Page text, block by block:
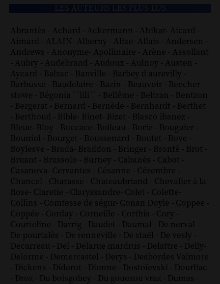
Abrantès - Achard - Ackermann - Ahikar- Aicard -
Aimard - ALAIN- Alberny - Alixe- Allais - Andersen -
Andrews - Anonyme- Apollinaire - Arène - Assollant
- Aubry - Audebrand - Audoux - Aulnoy - Austen -
Aycard - Balzac - Banville - Barbey d aurevilly -
Barbusse - Baudelaire - Bazin - Beauvoir - Beecher
stowe - Bégonia ´´lili´´ - Bellême - Beltran - Bentzon
- Bergerat - Bernard - Bernède - Bernhardt - Berthet
- Berthoud - Bible- Binet- Bizet - Blasco ibanez -
Bleue- Bloy - Boccace- Boileau - Borie - Bouguier -
Bouniol - Bourget - Boussenard - Boutet - Bove -
Boylesve - Brada- Braddon - Bringer - Brontë - Brot -
Bruant - Brussolo - Burney - Cabanès - Cabot -
Casanova- Cervantes - Césanne - Cézembre -
Chancel - Charasse - Chateaubriand - Chevalier à la
Rose- Claretie - Claryssandre- Colet - Colette-
Collins - Comtesse de ségur- Conan Doyle - Coppee -
Coppée - Corday - Corneille - Corthis - Cory -
Courteline - Darrig - Daudet - Daumal - De nerval -
De pourtalès - De renneville - De staël - De vesly -
Decarreau - Del - Delarue mardrus - Delattre - Delly-
Delorme - Demercastel - Derys - Desbordes Valmore
- Dickens - Diderot - Dionne - Dostoïevski - Dourliac
- Droz - Du boisgobey - Du gouezou vraz - Dumas -